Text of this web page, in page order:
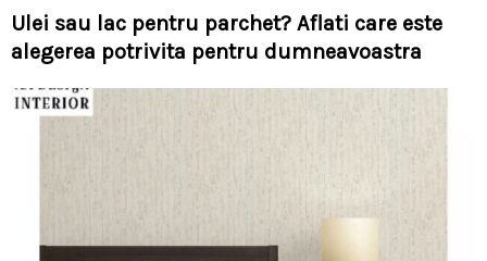
Ulei sau lac pentru parchet? Aflati care este
alegerea potrivita pentru dumneavoastra